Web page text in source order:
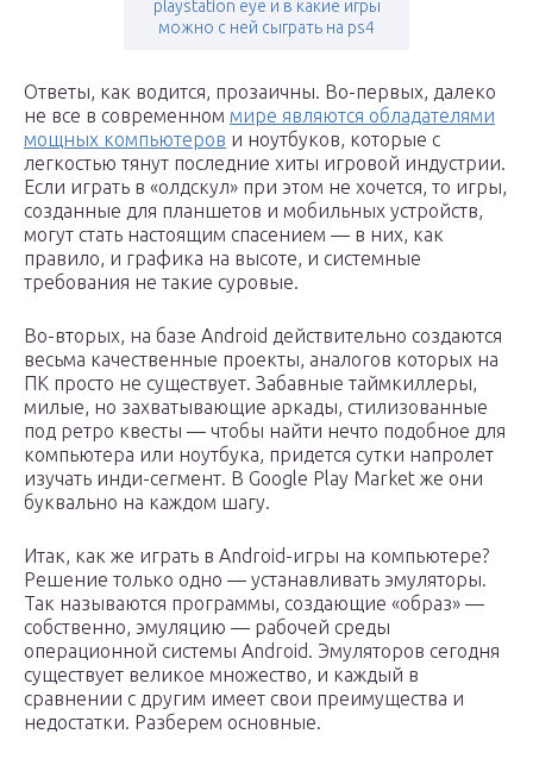
playstation eye и в какие игры
можно с ней сыграть на ps4
Ответы, как водится, прозаичны. Во-первых, далеко
не все в современном мире являются обладателями
мощных компьютеров и ноутбуков, которые с
легкостью тянут последние хиты игровой индустрии.
Если играть в «олдскул» при этом не хочется, то игры,
созданные для планшетов и мобильных устройств,
могут стать настоящим спасением — в них, как
правило, и графика на высоте, и системные
требования не такие суровые.
Во-вторых, на базе Android действительно создаются
весьма качественные проекты, аналогов которых на
ПК просто не существует. Забавные таймкиллеры,
милые, но захватывающие аркады, стилизованные
под ретро квесты — чтобы найти нечто подобное для
компьютера или ноутбука, придется сутки напролет
изучать инди-сегмент. В Google Play Market же они
буквально на каждом шагу.
Итак, как же играть в Android-игры на компьютере?
Решение только одно — устанавливать эмуляторы.
Так называются программы, создающие «образ» —
собственно, эмуляцию — рабочей среды
операционной системы Android. Эмуляторов сегодня
существует великое множество, и каждый в
сравнении с другим имеет свои преимущества и
недостатки. Разберем основные.